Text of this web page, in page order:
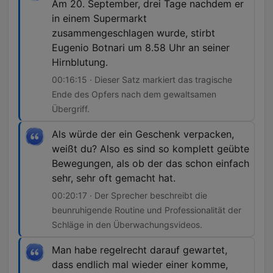
Am 20. September, drei Tage nachdem er
in einem Supermarkt
zusammengeschlagen wurde, stirbt
Eugenio Botnari um 8.58 Uhr an seiner
Hirnblutung.
00:16:15 · Dieser Satz markiert das tragische
Ende des Opfers nach dem gewaltsamen
Übergriff.
Als würde der ein Geschenk verpacken,
weißt du? Also es sind so komplett geübte
Bewegungen, als ob der das schon einfach
sehr, sehr oft gemacht hat.
00:20:17 · Der Sprecher beschreibt die
beunruhigende Routine und Professionalität der
Schläge in den Überwachungsvideos.
Man habe regelrecht darauf gewartet,
dass endlich mal wieder einer komme,